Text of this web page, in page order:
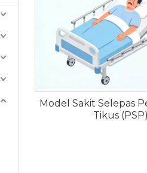
Model Sakit Selepas
Tikus